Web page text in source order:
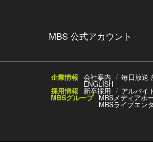
MBS 公式アカウント
企業情報 会社案内 毎日放送
ENGLISH
採用情報 新卒採用 アルバイ
MBSグループ MBSメディアホ
MBSライブエン